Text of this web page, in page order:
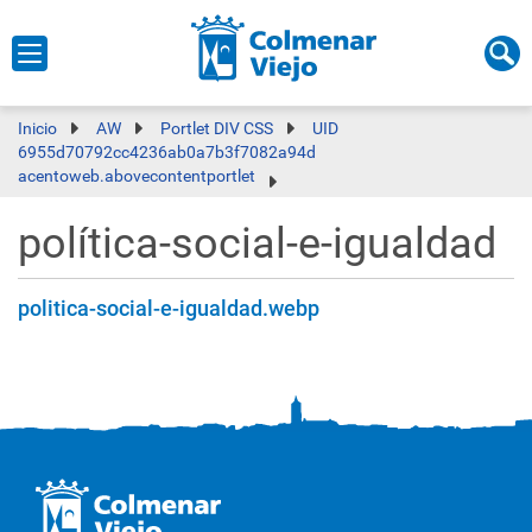
Inicio AW Portlet DIV CSS
UID
6955d70792cc4236ab0a7b3f7082a94d
acentoweb.abovecontentportlet
política-social-e-igualdad
politica-social-e-igualdad.webp